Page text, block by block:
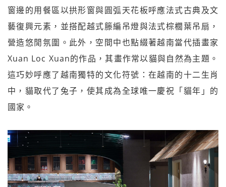
窗邊的用餐區以拱形窗與圓弧天花板呼應法式古典及文
藝復興元素，並搭配越式籐編吊燈與法式棕櫚葉吊扇，
營造悠閒氛圍。此外，空間中也點綴著越南當代插畫家
Xuan Loc Xuan的作品，其畫作常以貓與自然為主題。
這巧妙呼應了越南獨特的文化符號：在越南的十二生肖
中，貓取代了兔子，使其成為全球唯一慶祝「貓年」的
國家。